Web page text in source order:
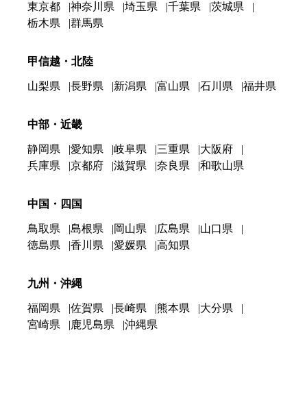
東京都 神奈川県 埼玉県 千葉県
茨城県
栃木県
群馬県
甲信越・北陸
山梨県 長野県 新潟県 富山県 石川県 福井県
中部・近畿
静岡県 愛知県 岐阜県 三重県
大阪府
兵庫県
京都府 滋賀県 奈良県 和歌山県
中国・四国
鳥取県 島根県 岡山県 広島県
山口県
徳島県
香川県 愛媛県 高知県
九州・沖縄
福岡県 佐賀県 長崎県 熊本県
大分県
宮崎県
鹿児島県 沖縄県